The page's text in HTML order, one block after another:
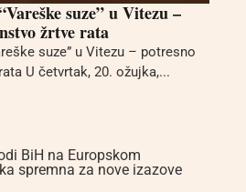
suze” u Vitezu –
žrtve rata
suze” u Vitezu – potresno
U četvrtak, 20. ožujka,...
BiH na Europskom
spremna za nove izazove